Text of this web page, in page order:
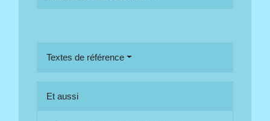
Textes de référence
Et aussi